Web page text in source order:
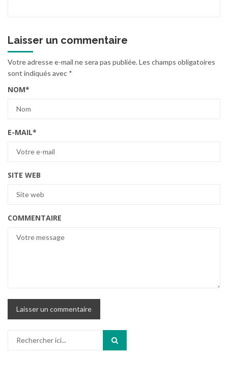
Laisser un commentaire
Votre adresse e-mail ne sera pas publiée.Les champs obligatoires
sont indiqués avec *
NOM*
E-MAIL*
SITE WEB
COMMENTAIRE